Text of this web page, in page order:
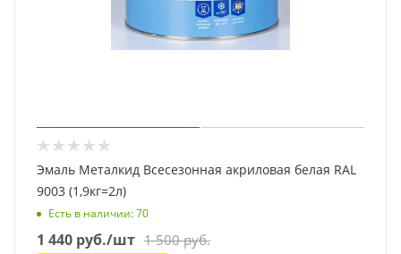
Эмаль Металкид Всесезонная акриловая белая RAL
9003 (1,9кг=2л)
Есть в наличии: 70
1 440 руб./шт 1 500руб.